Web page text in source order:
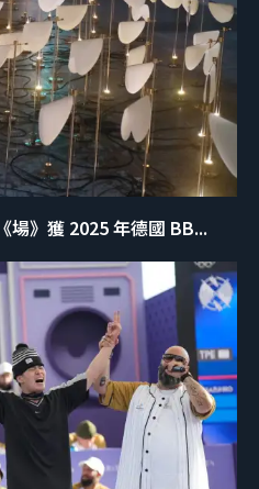
場》獲 2025 年德國 BB...